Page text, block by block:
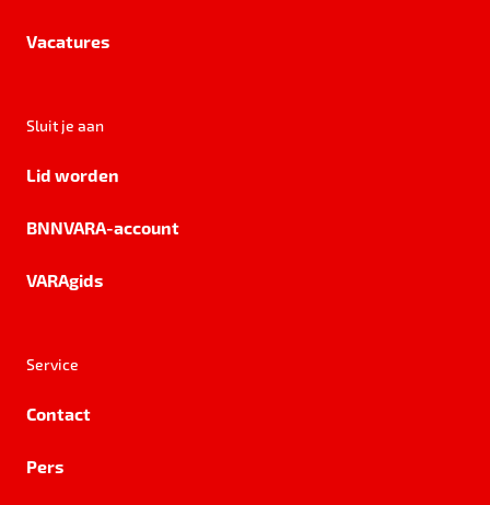
Vacatures
Sluit je aan
Lid worden
BNNVARA-account
VARAgids
Service
Contact
Pers